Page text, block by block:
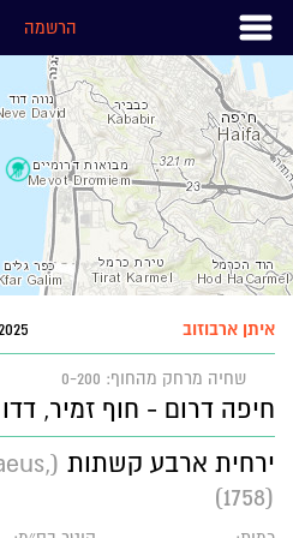
הרשמה
איתן ארבוזוב
שחיה מרחק מהחוף: 0-200
חיפה דרום - חוף זמיר,
ירחית ארבע קשתות
1758))